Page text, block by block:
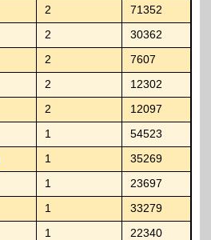
2 71352
2 30362
2 7607
2 12302
2 12097
1 54523
1 35269
1 23697
1 33279
1 22340